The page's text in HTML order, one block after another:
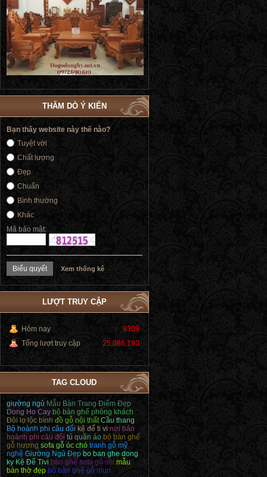
THĂM DÒ Ý KIẾN
Bạn thấy website này thế nào?
Tuyệt vời
Chất lượng
Đẹp
Chuẩn
Bình thường
Khác
Mã bảo mật:
Xem thống kê
LƯỢT TRUY CẬP
Hôm nay
9309
Tổng lượt truy cập
25,086,180
TAG CLOUD
giường ngủ Mẫu Bàn Trang Điểm Đẹp
Dong Ho Cay bộ bàn ghế phòng khách
Đôi lọ lộc bình đồ gỗ nội thất Cầu thang
Bộ hoành phi câu đối kệ để ti vi nơi bán
hoành phi câu đối tủ quần áo bộ bàn ghế
gỗ hương sofa gỗ óc chó tranh gỗ mỹ
nghệ Giường Ngủ Đẹp bo ban ghe dong
ky Kệ Để Tivi bàn ghế sofa gỗ sồi mẫu
bàn thờ đẹp bộ bàn ghế gỗ mun